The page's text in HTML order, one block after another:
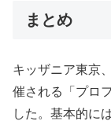
まとめ
キッザニア東京
催される「プロ
した。基本的に